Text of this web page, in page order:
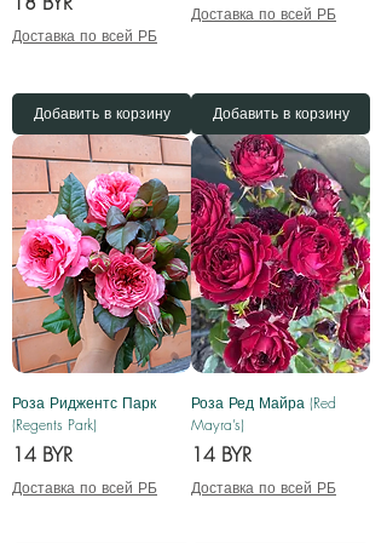
Доставка по всей РБ
Добавить в корзину
Доставка по всей РБ
Добавить в корзину
Роза Риджентс Парк
(Regents Park)
Цена
14 BYR
Доставка по всей РБ
Роза Ред Майра (Red
Mayra’s)
Цена
14 BYR
Доставка по всей РБ